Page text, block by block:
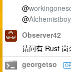
@
@Alchemistboy
Observer42
请问有 Rust 岗
georgetso OP